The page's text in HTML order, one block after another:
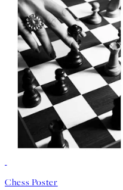
Chess Poster